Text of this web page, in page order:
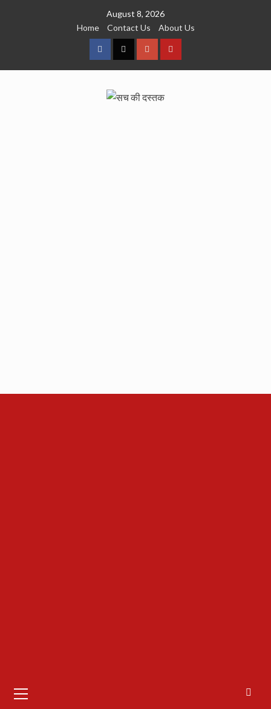
August 8, 2026
Home
Contact Us About Us
facebookTwitterGoogleYouTube
Menu